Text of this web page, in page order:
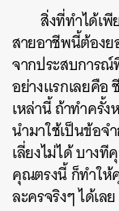
สิ่งที่ทำได้เ
สายอาชีพนี้ต้องย
จากประสบการ
อย่างแรกเลยคื
เหล่านี้ ถ้าทำครั้
นำมาใช้เป็นข้อจ
เลี่ยงไม่ได้ บาง
คุณตรงนี้ ก็ทำให้
ละครจริงๆ ได้เล